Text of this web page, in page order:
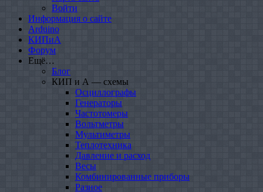
Войти
Информация о сайте
Arduino
КИПиА
Форум
Ещё…
Блог
КИП и А — схемы
Осциллографы
Генераторы
Частотомеры
Вольтметры
Мультиметры
Теплотехника
Давление и расход
Весы
Комбинированные приборы
Разное